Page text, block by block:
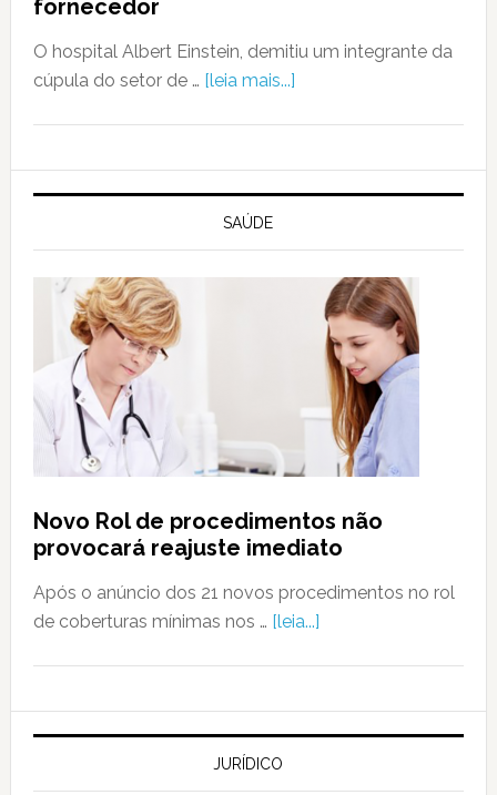
fornecedor
O hospital Albert Einstein, demitiu um integrante da
cúpula do setor de … [leia mais...]
SAÚDE
Novo Rol de procedimentos não
provocará reajuste imediato
Após o anúncio dos 21 novos procedimentos no rol
de coberturas mínimas nos … [leia...]
JURÍDICO